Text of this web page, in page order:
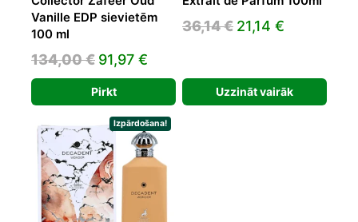
Vanille EDP sievietēm
100 ml
134,00€ Original
price
was:
134,00 €.
91,97 €
price
is:
91,97 €.
Pirkt
36,14€ Original
36,14 €.
21,14 €
21,14 €.
Uzzināt vairāk
Izpārdošana!